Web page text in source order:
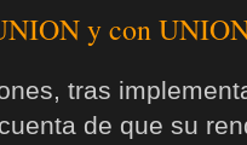
y con
tras
de que su